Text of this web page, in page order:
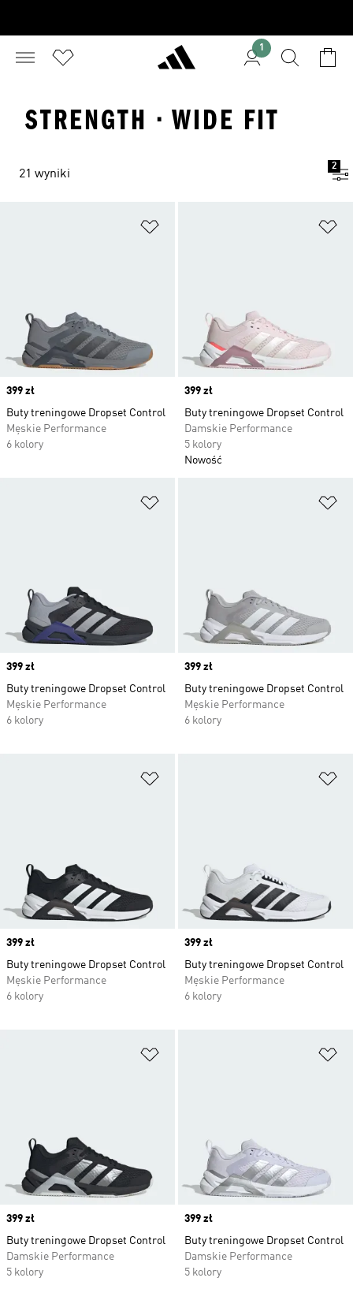
1
STRENGTH · WIDE FIT
21 wyniki
2
Price
399 zł
Buty treningowe Dropset Control
Męskie Performance
6 kolory
Price
399 zł
Buty treningowe Dropset Control
Damskie Performance
5 kolory
Nowość
Price
399 zł
Buty treningowe Dropset Control
Męskie Performance
6 kolory
Price
399 zł
Buty treningowe Dropset Control
Męskie Performance
6 kolory
Price
399 zł
Buty treningowe Dropset Control
Męskie Performance
6 kolory
Price
399 zł
Buty treningowe Dropset Control
Męskie Performance
6 kolory
Price
399 zł
Buty treningowe Dropset Control
Damskie Performance
5 kolory
Price
399 zł
Buty treningowe Dropset Control
Damskie Performance
5 kolory